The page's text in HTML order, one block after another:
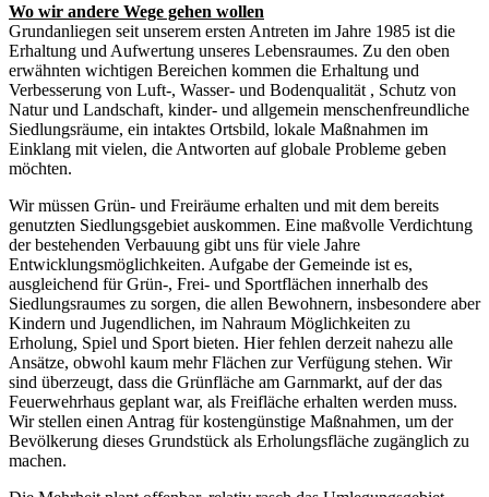
Wo wir andere Wege gehen wollen
Grundanliegen seit unserem ersten Antreten im Jahre 1985 ist die
Erhaltung und Aufwertung unseres Lebensraumes. Zu den oben
erwähnten wichtigen Bereichen kommen die Erhaltung und
Verbesserung von Luft-, Wasser- und Bodenqualität , Schutz von
Natur und Landschaft, kinder- und allgemein menschenfreundliche
Siedlungsräume, ein intaktes Ortsbild, lokale Maßnahmen im
Einklang mit vielen, die Antworten auf globale Probleme geben
möchten.
Wir müssen Grün- und Freiräume erhalten und mit dem bereits
genutzten Siedlungsgebiet auskommen. Eine maßvolle Verdichtung
der bestehenden Verbauung gibt uns für viele Jahre
Entwicklungsmöglichkeiten. Aufgabe der Gemeinde ist es,
ausgleichend für Grün-, Frei- und Sportflächen innerhalb des
Siedlungsraumes zu sorgen, die allen Bewohnern, insbesondere aber
Kindern und Jugendlichen, im Nahraum Möglichkeiten zu
Erholung, Spiel und Sport bieten. Hier fehlen derzeit nahezu alle
Ansätze, obwohl kaum mehr Flächen zur Verfügung stehen. Wir
sind überzeugt, dass die Grünfläche am Garnmarkt, auf der das
Feuerwehrhaus geplant war, als Freifläche erhalten werden muss.
Wir stellen einen Antrag für kostengünstige Maßnahmen, um der
Bevölkerung dieses Grundstück als Erholungsfläche zugänglich zu
machen.